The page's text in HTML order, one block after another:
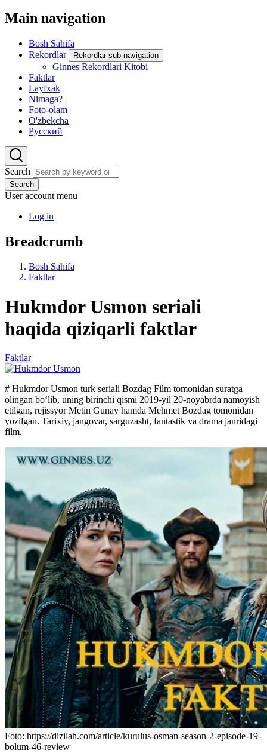
Main navigation
Bosh Sahifa
Rekordlar
Rekordlar sub-navigation
Ginnes Rekordlari Kitobi
Faktlar
Layfxak
Nimaga?
Foto-olam
O'zbekcha
Русский
Search
Search
User account menu
Log in
Breadcrumb
Bosh Sahifa
Faktlar
Hukmdor Usmon seriali
haqida qiziqarli faktlar
Faktlar
# Hukmdor Usmon turk seriali Bozdag Film tomonidan suratga
olingan boʻlib, uning birinchi qismi 2019-yil 20-noyabrda namoyish
etilgan, rejissyor Metin Gunay hamda Mehmet Bozdag tomonidan
yozilgan. Tarixiy, jangovar, sarguzasht, fantastik va drama janridagi
film.
Foto: https://dizilah.com/article/kurulus-osman-season-2-episode-19-
bolum-46-review